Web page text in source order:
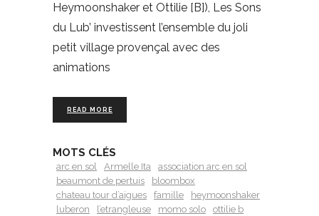
Heymoonshaker et Ottilie [B]), Les Sons
du Lub’ investissent l’ensemble du joli
petit village provençal avec des
animations
READ MORE
MOTS CLÉS
arc en sol Armelle Ita
association arc en sol
beaumont de pertuis
bloombox
chateau tour d’aigues
famille
heymoonshaker
luberon
l’etrangleuse momo solo
ottilie b